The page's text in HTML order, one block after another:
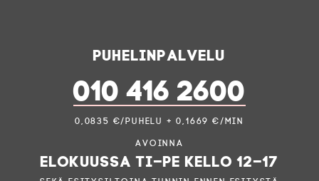
Puhelinpalvelu
010 416 2600
0,0835 €/puhelu + 0,1669 €/min
Avoinna
elokuussa ti–pe kello 12–17